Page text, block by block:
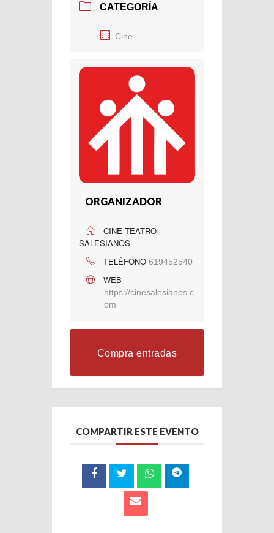
CATEGORÍA
Cine
ORGANIZADOR
CINE TEATRO
SALESIANOS
TELÉFONO 619452540
WEB
https://cinesalesianos.c
om
Compra entradas
COMPARTIR ESTE EVENTO